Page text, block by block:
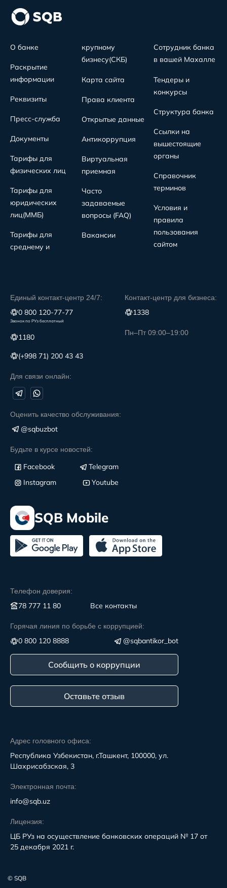
Адрес головного офиса:
Республика Узбекистан, г.Ташкент, 100000, ул.
Шахрисабзская, 3
Электронная почта:
info@sqb.uz
Лицензия:
ЦБ РУз на осуществление банковских операций № 17 от
25 декабря 2021 г.
О банке
Раскрытие
информации
Реквизиты
Пресс-служба
Документы
Тарифы для
физических лиц
Тарифы для
юридических
лиц(MMБ)
Тарифы для
среднему и
крупному
бизнесу(СКБ)
Карта сайта
Права клиента
Открытые данные
Антикоррупция
Виртуальная
приемная
Часто
задаваемые
вопросы (FAQ)
Вакансии
Сотрудник банка
в вашей Махалле
Тендеры и
конкурсы
Структура банка
Ссылки на
вышестоящие
органы
Справочник
терминов
Условия и
правила
пользования
сайтом
Единый контакт-центр 24/7:
0 800 120-77-77
Звонок по РУз бесплатный
1180
(+998 71) 200 43 43
Для связи онлайн:
Контакт-центр для бизнеса:
1338
Пн–Пт 09:00–19:00
Оценить качество обслуживания:
@sqbuzbot
Будьте в курсе новостей:
Facebook
Telegram
Instagram
Youtube
SQB Mobile
Телефон доверия:
78 777 11 80 Все контакты
Горячая линия по борьбе с коррупцией:
0 800 120 8888 @sqbantikor_bot
Сообщить о коррупции
Оставьте отзыв
© SQB